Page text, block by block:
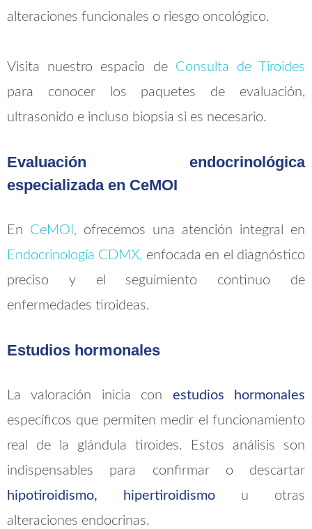
alteraciones funcionales o riesgo oncológico.
Visita nuestro espacio de Consulta de Tiroides
para conocer los paquetes de evaluación,
ultrasonido e incluso biopsia si es necesario.
Evaluación endocrinológica
especializada en CeMOI
En CeMOI, ofrecemos una atención integral en
Endocrinología CDMX, enfocada en el diagnóstico
preciso y el seguimiento continuo de
enfermedades tiroideas.
Estudios hormonales
La valoración inicia con estudios hormonales
específicos que permiten medir el funcionamiento
real de la glándula tiroides. Estos análisis son
indispensables para confirmar o descartar
hipotiroidismo, hipertiroidismo u otras
alteraciones endocrinas.